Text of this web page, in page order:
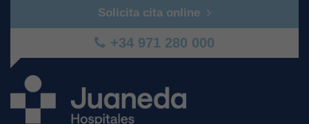
Solicita cita online
+34 971 280 000